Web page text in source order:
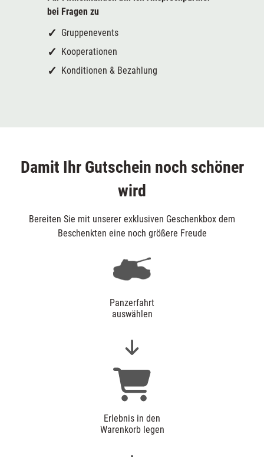
bei Fragen zu
Gruppenevents
Kooperationen
Konditionen & Bezahlung
Damit Ihr Gutschein noch schöner
wird
Bereiten Sie mit unserer exklusiven Geschenkbox dem
Beschenkten eine noch größere Freude
Panzerfahrt
auswählen
Erlebnis in den
Warenkorb legen